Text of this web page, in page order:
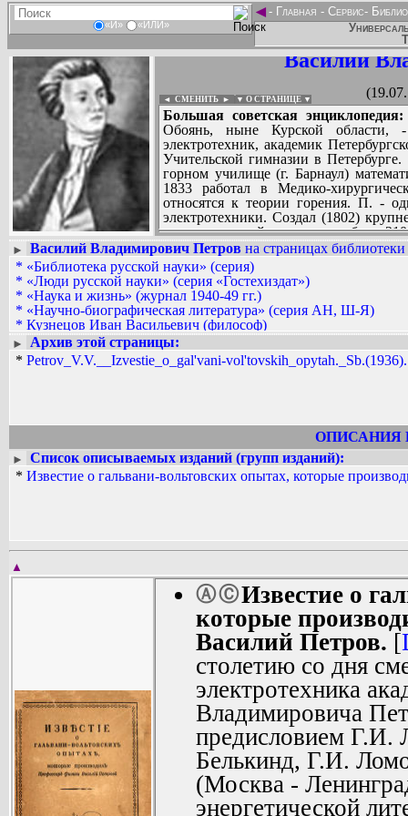
«И» «ИЛИ»
◄- Главная - Сервис-
Василий
◄ СМЕНИТЬ ► ▼ О СТРАНИЦЕ ▼
Большая советская энциклопедия:
Обоянь, ныне Курской области,
электротехник, академик
Учительской гимназии в
горном училище (г. Барнаул)
1833 работал в Медико-
относятся к теории горения. П. -
электротехники. Создал (1802)
так называемый вольтов столб, из
открыл явление электрической
применения (освещение,
металлов из их окислов). П.
поперечного сечения
электрических цепей. Проводил
электропроводность различных
проводники. Изучал явление
люминесценции. Создал
электрических явлений в различных
Вадим Ершов...
...
СПИСОК НЕКОТОРЫХ
...
► Василий Владимирович Петров на страницах
* «Библиотека русской науки» (серия)
* «Люди русской науки» (серия «Гостехиздат»)
* «Наука и жизнь» (журнал 1940-49 гг.)
* «Научно-биографическая литература» (серия АН, Ш-Я)
* Кузнецов Иван Васильевич (философ)
* Петров Василий Владимирович
* Шателен Михаил Андреевич
►
Архив этой страницы:
* Petrov_V.V.__Izvestie_o_gal'vani-
ОПИСАНИЯ
►
Список описываемых изданий (групп изданий):
* Известие о гальвани-вольтовских опытах, которые
▲
ⒶⒸИзвестие о
которые
Василий Петров. [
столетию со дня
электротехника
Владимировича
предисловием Г.И.
Белькинд, Г.И.
(Москва -
энергетической